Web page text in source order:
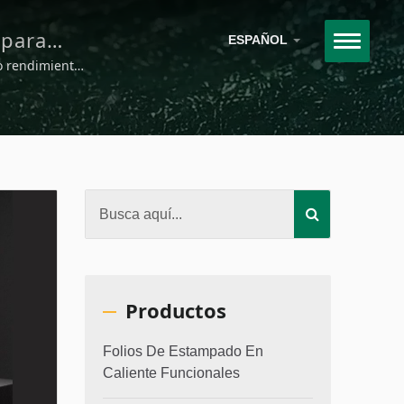
ESPAÑOL
rendimiento
televisores
al
a la
Productos
Folios De Estampado En
Caliente Funcionales